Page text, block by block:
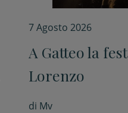
7 Agosto 2026
A Gatteo la
Lorenzo
di Mv